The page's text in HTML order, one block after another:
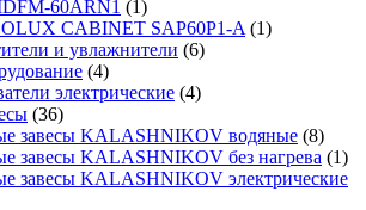
60ARN1 (1)
CABINET SAP60P1-A (1)
и увлажнители (6)
(4)
электрические (4)
(36)
завесы KALASHNIKOV водяные (8)
завесы KALASHNIKOV без нагрева (1)
завесы KALASHNIKOV электрические